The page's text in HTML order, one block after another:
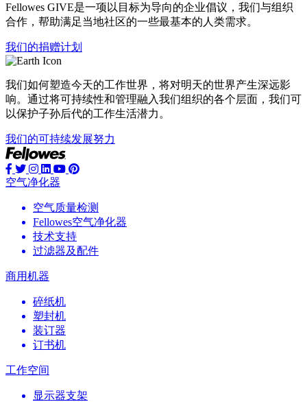
Fellowes GIVE是一项以目标为导向的企业倡议，我们与组织
合作，帮助满足当地社区的一些最基本的人类需求。
我们的捐赠计划
我们如何塑造今天的工作世界，将对明天的世界产生深远影
响。通过将可持续性和管理融入我们组织的各个层面，我们可
以保护子孙后代的工作生活潜力。
我们的可持续发展努力
空气净化器
空气质量检测
Fellowes空气净化器
技术支持
过滤器及配件
商用机器
碎纸机
塑封机
装订器
订书机
工作空间
显示器支架